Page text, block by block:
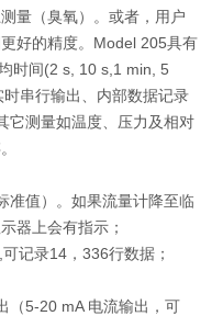
量（臭氧）。或者，用户
好的精度。Model 205具有
时间(2 s, 10 s,1 min, 5
串行输出、内部数据记录
它测量如温度、压力及相对
值）。如果流量计降至临
器上会有指示；
记录14，336行数据；
5-20 mA 电流输出，可